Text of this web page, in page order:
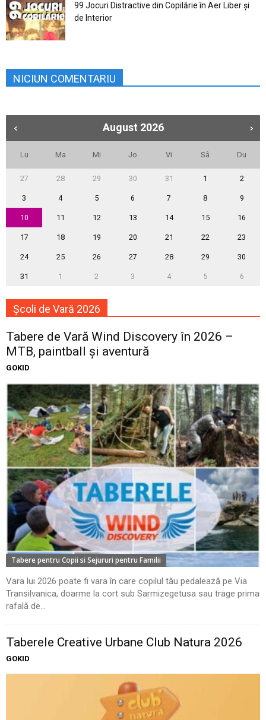
99 Jocuri Distractive din Copilărie în Aer Liber şi
de Interior
NICIUN COMENTARIU
August 2026
Lu Ma Mi Jo Vi Sâ Du
27 28 29 30 31 1 2
3 4 5 6 7 8 9
10 11 12 13 14 15 16
17 18 19 20 21 22 23
24 25 26 27 28 29 30
31 1 2 3 4 5 6
Școli de Vară 2026
Tabere de Vară Wind Discovery în 2026 –
MTB, paintball și aventură
GOKID
Tabere pentru Copii si Sejururi pentru Familii
Vara lui 2026 poate fi vara în care copilul tău pedalează pe Via
Transilvanica, doarme la cort sub Sarmizegetusa sau trage prima
rafală de...
Taberele Creative Urbane Club Natura 2026
GOKID